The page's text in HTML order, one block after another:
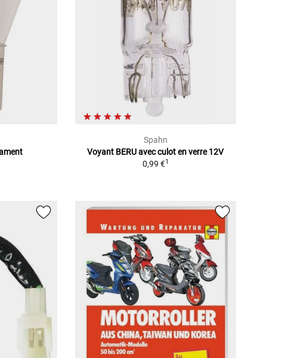
Spahn
Voyant BERU avec culot en verre 12V
0,99 €1